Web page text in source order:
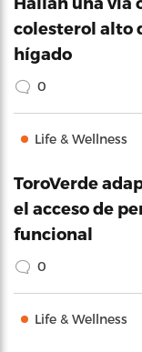
colesterol alto
hígado
0
Life & Wellness
ToroVerde
el acceso de
funcional
0
Life & Wellness